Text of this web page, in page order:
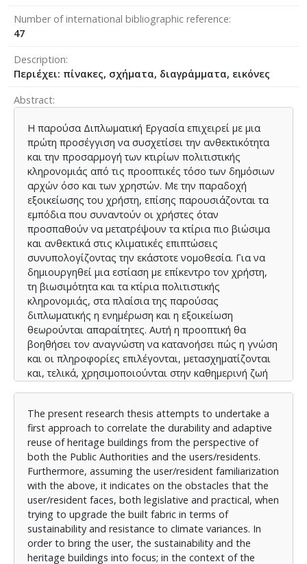
Number of international bibliographic reference
47
Description
Περιέχει: πίνακες, σχήματα, διαγράμματα, εικόνες
Abstract
Η παρούσα Διπλωματική Εργασία επιχειρεί με μια
πρώτη προσέγγιση να συσχετίσει την ανθεκτικότητα
και την προσαρμογή των κτιρίων πολιτιστικής
κληρονομιάς από τις προοπτικές τόσο των δημόσιων
αρχών όσο και των χρηστών. Με την παραδοχή
εξοικείωσης του χρήστη, επίσης παρουσιάζονται τα
εμπόδια που συναντούν οι χρήστες όταν
προσπαθούν να μετατρέψουν τα κτίρια πιο βιώσιμα
και ανθεκτικά στις κλιματικές επιπτώσεις
συνυπολογίζοντας την εκάστοτε νομοθεσία. Για να
δημιουργηθεί μια εστίαση με επίκεντρο τον χρήστη,
τη βιωσιμότητα και τα κτίρια πολιτιστικής
κληρονομιάς, στα πλαίσια της παρούσας
διπλωματικής η ενημέρωση και η εξοικείωση
θεωρούνται απαραίτητες. Αυτή η προοπτική θα
βοηθήσει τον αναγνώστη να κατανοήσει πώς η γνώση
και οι πληροφορίες επιλέγονται, μετασχηματίζονται
και, τελικά, χρησιμοποιούνται στην καθημερινή ζωή
άνθρωποι πρέπει να διαπραγματευτούν τις έννοιες
και τις πρακτικές αυτών των θεμάτων με έναν
δυναμικό, διαδραστικό τρόπο που να έχει νόημα
μέσα στο δικό τους πολιτιστικό πλαίσιο, αντί να
γίνεται η παραδοχή ότι το κοινό λειτουργεί ως
παθητικός αποδέκτης που έχει αποκλειστεί από την
παραγωγή και την επικύρωση της γνώσης, θα πρέπει
να κατανοήθεί και να συμπεριληφθεί το κοινό ως
συμμετέχοντας σε κοινωνικούς φορείς που εξετάζει,
επικυρώνει, προσαρμόζετε και συμπληρώνει τις
γνώσεις που του γνωστοποιούνται. Με βάση τα
The present research thesis attempts to undertake a
first approach to correlate the durability and adaptive
reuse of heritage buildings from the perspective of
both the Public Authorities and the users/residents.
Furthermore, assuming the user/resident familiarization
with the above, it indicates on the obstacles that the
user/resident faces, both legislative and practical, when
trying to upgrade the built fabric in terms of
sustainability and resistance to climate variances. In
order to bring the user, the sustainability and the
heritage buildings into focus; in the context of the